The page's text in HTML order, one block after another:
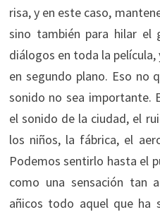
risa, y en este caso,
sino también para hilar el
diálogos en toda la
en segundo plano. Eso no
sonido no sea importante.
el sonido de la ciudad, el
los niños, la fábrica, el
Podemos sentirlo hasta el
como una sensación tan
añicos todo aquel que ha